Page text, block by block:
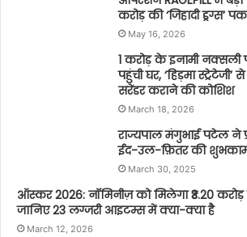
करोड़ की ‘जिहादी ड्रग्स’
May 16, 2026
1 करोड़ के इनामी
पहुंची घर, ‘हिड़मा स्ट्रेटेजी’
सरेंडर कराने की कोशिश
March 18, 2026
राज्यपाल मंगुभाई पटेल ने
ईद-उल-फ़ितर की
March 30, 2025
ऑस्कर 2026: नॉमिनीज़ को मिलेगा ₹3.20
जानिए 23 लग्जरी आइटम्स में क्या-क्या है
March 12, 2026